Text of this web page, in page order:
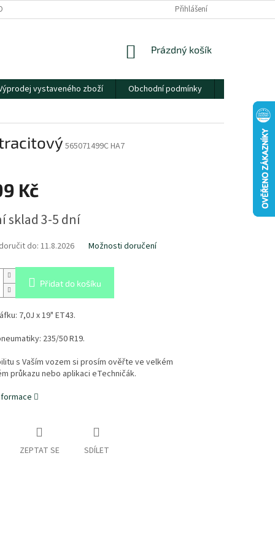
ÚDAJŮ Přihlášení
NÁKUPNÍ
Prázdný košík
vystaveného zboží Obchodní podmínky
565071499C HA7
Kč
sklad 3-5 dní
do: 11.8.2026 Možnosti doručení
Přidat do košíku
7,0J x 19" ET43.
235/50 R19.
s Vaším vozem si prosím ověřte ve velkém
průkazu nebo aplikaci eTechničák.
ZEPTAT SE SDÍLET